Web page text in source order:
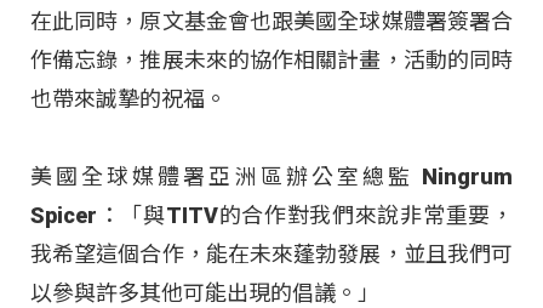
在此同時，原文基金會也跟美國全球媒體署簽署合
作備忘錄，推展未來的協作相關計畫，活動的同時
也帶來誠摯的祝福。
美國全球媒體署亞洲區辦公室總監 Ningrum
Spicer：「與TITV的合作對我們來說非常重要，
我希望這個合作，能在未來蓬勃發展，並且我們可
以參與許多其他可能出現的倡議。」